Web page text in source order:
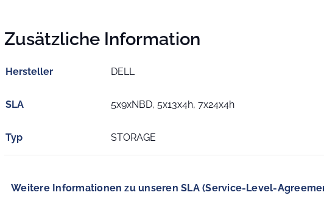
Zusätzliche Information
Hersteller DELL
SLA 5x9xNBD, 5x13x4h, 7x24x4h
Typ STORAGE
Weitere Informationen zu unseren SLA (Service-Level-